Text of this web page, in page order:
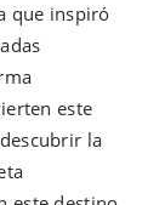
que inspiró
este
la